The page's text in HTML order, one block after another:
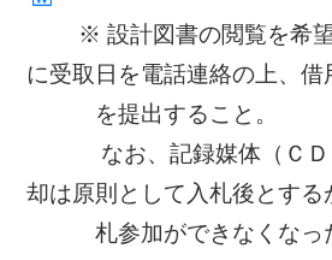
※ 設計図書の閲覧を希望
に受取日を電話連絡の上、
を提出すること。
なお、記録媒体（ＣＤ
却は原則として入札後とする
札参加ができなくなった